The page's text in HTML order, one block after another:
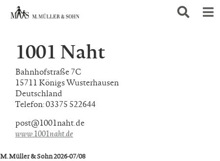
1001 Naht
Bahnhofstraße 7C
15711 Königs Wusterhausen
Deutschland
Telefon: 03375 522644
post@1001naht.de
www.1001naht.de
M. Müller & Sohn 2026-07/08